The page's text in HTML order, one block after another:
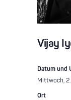
Vijay
Datum und
Mittwoch,
Ort